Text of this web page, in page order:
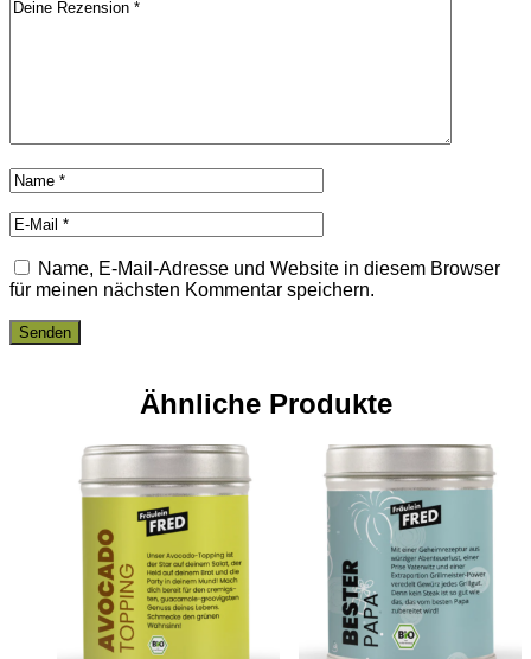
Name, E-Mail-Adresse und Website in diesem Browser
für meinen nächsten Kommentar speichern.
Ähnliche Produkte